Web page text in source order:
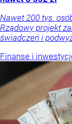
Nawet 200 tys.
Rządowy projekt
świadczeń i
Finanse i